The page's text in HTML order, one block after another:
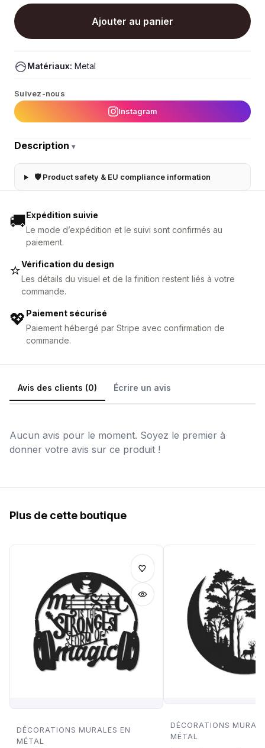
Ajouter au panier
Matériaux: Metal
Suivez-nous
Instagram
Description ▾
🛡 Product safety & EU compliance information
🚚Expédition suivie
Le mode d’expédition et le suivi sont confirmés au
paiement.
⭐Vérification du design
Les détails du visuel et de la finition restent liés à votre
commande.
💖 Paiement sécurisé
Paiement hébergé par Stripe avec confirmation de
commande.
Avis des clients (0) Écrire un avis
Aucun avis pour le moment. Soyez le premier à
donner votre avis sur ce produit !
Plus de cette boutique
DÉCORATIONS MURALES EN
MÉTAL
DÉCORATIONS
MÉTAL